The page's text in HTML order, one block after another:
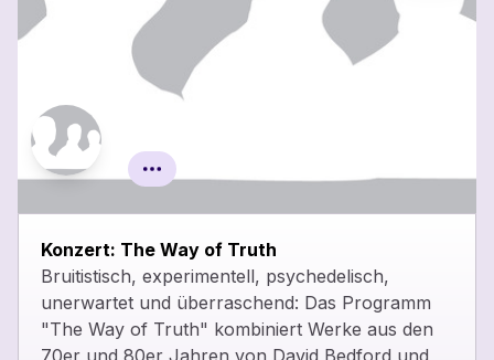
Konzert: The Way of Truth
Bruitistisch, experimentell, psychedelisch,
unerwartet und überraschend: Das Programm
"The Way of Truth" kombiniert Werke aus den
70er und 80er Jahren von David Bedford und